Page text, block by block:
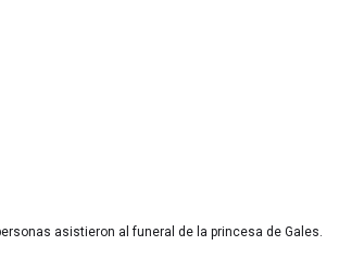
asistieron al funeral de la princesa de Gales.